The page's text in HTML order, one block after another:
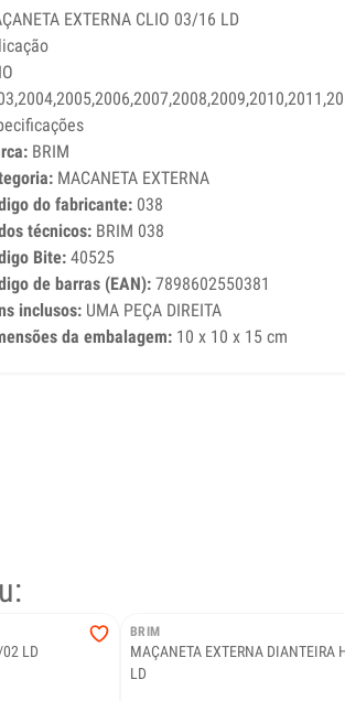
EXTERNA CLIO 03/16 LD
BRIM
MACANETA EXTERNA
do fabricante:038
técnicos:BRIM 038
Bite:40525
de barras (EAN):7898602550381
inclusos:UMA PEÇA DIREITA
da embalagem:10 x 10 x 15 cm
LD
BRIM
MAÇANETA EXTERNA DIANTEIRA
LD